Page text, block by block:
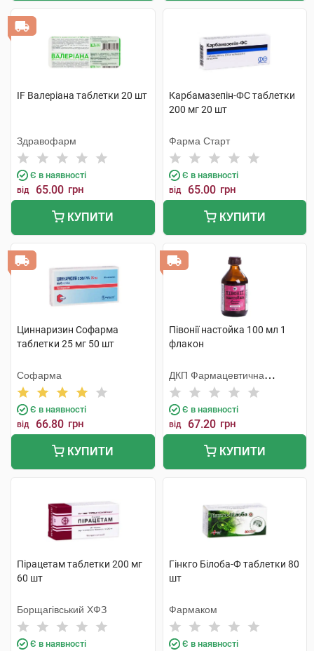
IF Валеріана таблетки 20 шт
Здравофарм
Є в наявності
від 65.00 грн
КУПИТИ
Карбамазепін-ФС таблетки
200 мг 20 шт
Фарма Старт
Є в наявності
від 65.00 грн
КУПИТИ
Циннаризин Софарма
таблетки 25 мг 50 шт
Софарма
Є в наявності
від 66.80 грн
КУПИТИ
Півонії настойка 100 мл 1
флакон
ДКП Фармацевтична
фабрика
Є в наявності
від 67.20 грн
КУПИТИ
Пірацетам таблетки 200 мг
60 шт
Борщагівський ХФЗ
Є в наявності
Гінкго Білоба-Ф таблетки 80
шт
Фармаком
Є в наявності